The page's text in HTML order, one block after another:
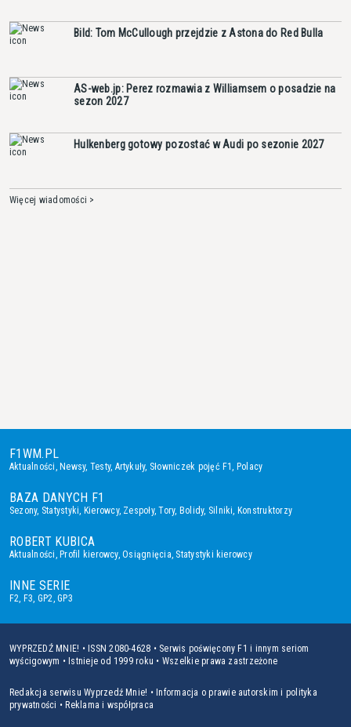
Bild: Tom McCullough przejdzie z Astona do Red Bulla
AS-web.jp: Perez rozmawia z Williamsem o posadzie na
sezon 2027
Hulkenberg gotowy pozostać w Audi po sezonie 2027
Więcej wiadomości >
F1WM.PL
Aktualności,Newsy, Testy, Artykuły, Słowniczek pojęć F1, Polacy
BAZA DANYCH F1
Sezony, Statystyki, Kierowcy, Zespoły,Tory, Bolidy, Silniki, Konstruktorzy
ROBERT KUBICA
Aktualności,Profil kierowcy,Osiągnięcia, Statystyki kierowcy
INNE SERIE
F2, F3, GP2,GP3
WYPRZEDŹ MNIE! • ISSN 2080-4628 • Serwis poświęcony F1 i innym seriom
wyścigowym • Istnieje od 1999 roku • Wszelkie prawa zastrzeżone
Redakcja serwisu Wyprzedź Mnie! •Informacja o prawie autorskim i polityka
prywatności •Reklama i współpraca